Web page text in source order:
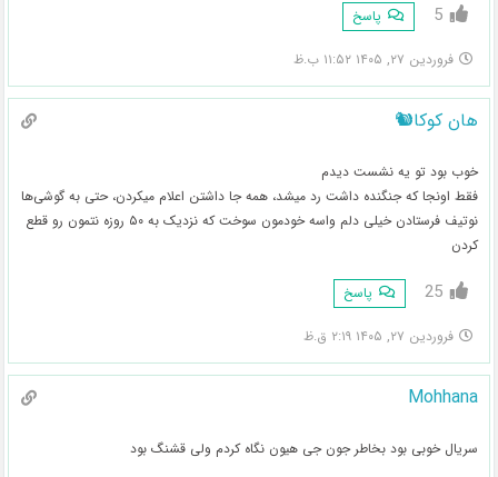
5 پاسخ
فروردین ۲۷, ۱۴۰۵ ۱۱:۵۲ ب.ظ
هان کوکا🐿
خوب بود تو یه نشست دیدم
فقط اونجا که جنگنده داشت رد میشد، همه جا داشتن اعلام میکردن، حتی به گوشی‌ها
نوتیف فرستادن خیلی دلم واسه خودمون سوخت که نزدیک به ۵۰ روزه نتمون رو قطع
کردن
25 پاسخ
فروردین ۲۷, ۱۴۰۵ ۲:۱۹ ق.ظ
Mohhana
سریال خوبی بود بخاطر جون جی هیون نگاه کردم ولی قشنگ بود